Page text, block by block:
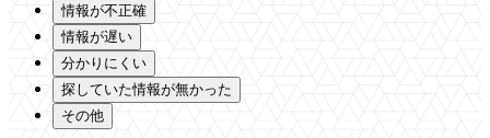
情報が不正確
情報が遅い
分かりにくい
探していた情報が無かった
その他